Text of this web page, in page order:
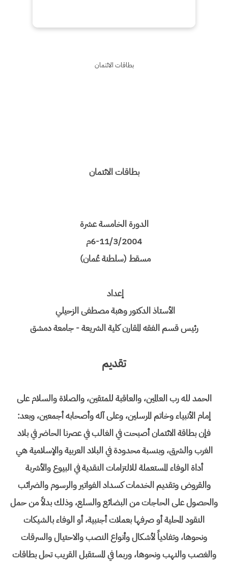
بطاقات الائتمان
بطاقات الائتمان
الدورة الخامسة عشرة
6-11/3/2004م
مسقط (سلطنة عُمان)
إعداد
الأستاذ الدكتور وهبة مصطفى الزحيلي
رئيس قسم الفقه المقارن كلية الشريعة - جامعة دمشق
تقديم
الحمد لله رب العالمين، والعاقبة للمتقين، والصلاة والسلام على
إمام الأنبياء وخاتم المرسلين، وعلى آله وأصحابه أجمعين، وبعد:
فإن بطاقة الائتمان أصبحت في الغالب في عصرنا الحاضر في بلاد
الغرب والشرق، وبنسبة محدودة في البلاد العربية والإسلامية هي
أداة الوفاء المستعملة للالتزامات النقدية في البيوع والأشربة
والقروض وتقديم الخدمات كسداد الفواتير والرسوم والضرائب
والحصول على الحاجات من البضائع والسلع، وذلك بدلاً من حمل
النقود المحلية أو صرفها بعملات أجنبية، أو الوفاء بالشيكات
ونحوها، وتفادياً لأشكال وأنواع النصب والاحتيال والسرقات
والغصب والنهب ونحوها، وربما في المستقبل القريب تحل بطاقات